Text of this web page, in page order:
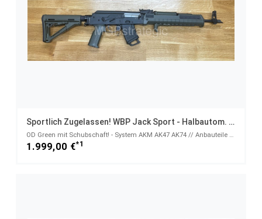
Sportlich Zugelassen! WBP Jack Sport - Halbautom. Büchse 7,62x39
OD Green mit Schubschaft! - System AKM AK47 AK74 // Anbauteile grün - 7,62x39
1.999,00 €*1